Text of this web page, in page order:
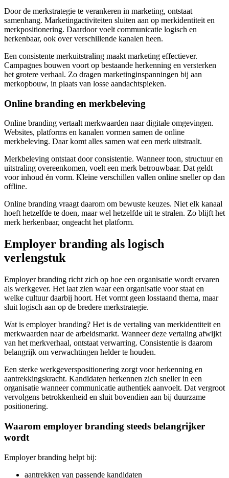
Door de merkstrategie te verankeren in marketing, ontstaat
samenhang. Marketingactiviteiten sluiten aan op merkidentiteit en
merkpositionering. Daardoor voelt communicatie logisch en
herkenbaar, ook over verschillende kanalen heen.
Een consistente merkuitstraling maakt marketing effectiever.
Campagnes bouwen voort op bestaande herkenning en versterken
het grotere verhaal. Zo dragen marketinginspanningen bij aan
merkopbouw, in plaats van losse aandachtspieken.
Online branding en merkbeleving
Online branding vertaalt merkwaarden naar digitale omgevingen.
Websites, platforms en kanalen vormen samen de online
merkbeleving. Daar komt alles samen wat een merk uitstraalt.
Merkbeleving ontstaat door consistentie. Wanneer toon, structuur en
uitstraling overeenkomen, voelt een merk betrouwbaar. Dat geldt
voor inhoud én vorm. Kleine verschillen vallen online sneller op dan
offline.
Online branding vraagt daarom om bewuste keuzes. Niet elk kanaal
hoeft hetzelfde te doen, maar wel hetzelfde uit te stralen. Zo blijft het
merk herkenbaar, ongeacht het platform.
Employer branding als logisch
verlengstuk
Employer branding richt zich op hoe een organisatie wordt ervaren
als werkgever. Het laat zien waar een organisatie voor staat en
welke cultuur daarbij hoort. Het vormt geen losstaand thema, maar
sluit logisch aan op de bredere merkstrategie.
Wat is employer branding? Het is de vertaling van merkidentiteit en
merkwaarden naar de arbeidsmarkt. Wanneer deze vertaling afwijkt
van het merkverhaal, ontstaat verwarring. Consistentie is daarom
belangrijk om verwachtingen helder te houden.
Een sterke werkgeverspositionering zorgt voor herkenning en
aantrekkingskracht. Kandidaten herkennen zich sneller in een
organisatie wanneer communicatie authentiek aanvoelt. Dat vergroot
vervolgens betrokkenheid en sluit bovendien aan bij duurzame
positionering.
Waarom employer branding steeds belangrijker
wordt
Employer branding helpt bij:
aantrekken van passende kandidaten